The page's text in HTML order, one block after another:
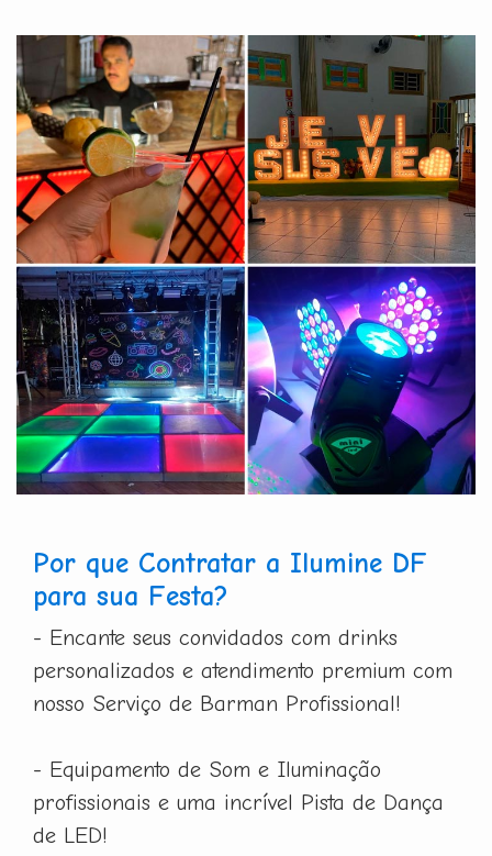
Por que Contratar a Ilumine DF
para sua Festa?
- Encante seus convidados com drinks
personalizados e atendimento premium com
nosso Serviço de Barman Profissional!
- Equipamento de Som e Iluminação
profissionais e uma incrível Pista de Dança
de LED!